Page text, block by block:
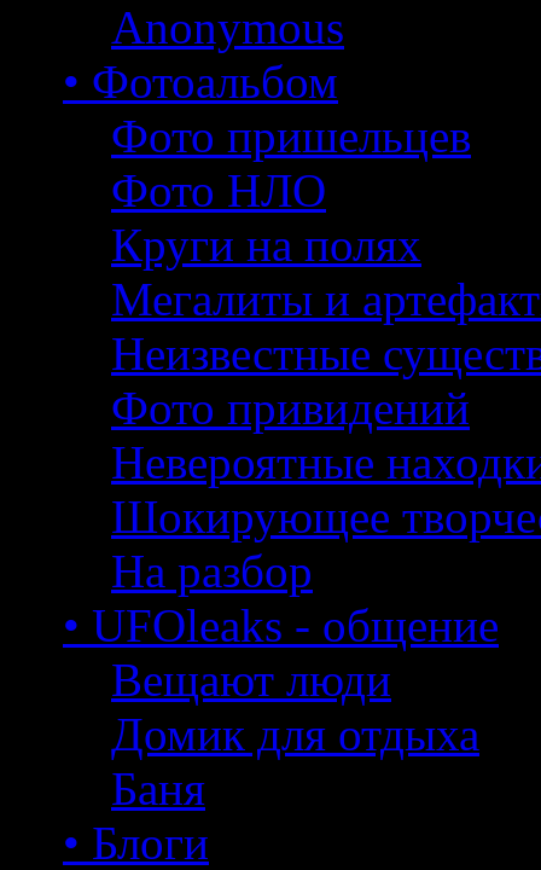
Anonymous
• Фотоальбом
Фото пришельцев
Фото НЛО
Круги на полях
Мегалиты и
Неизвестные
Фото привидений
Невероятные
Шокирующее
На разбор
• UFOleaks - общение
Вещают люди
Домик для отдыха
Баня
• Блоги